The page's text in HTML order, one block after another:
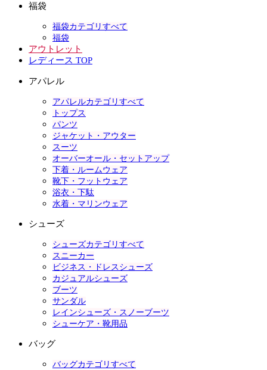
福袋
福袋カテゴリすべて
福袋
アウトレット
レディース TOP
アパレル
アパレルカテゴリすべて
トップス
パンツ
ジャケット・アウター
スーツ
オーバーオール・セットアップ
下着・ルームウェア
靴下・フットウェア
浴衣・下駄
水着・マリンウェア
シューズ
シューズカテゴリすべて
スニーカー
ビジネス・ドレスシューズ
カジュアルシューズ
ブーツ
サンダル
レインシューズ・スノーブーツ
シューケア・靴用品
バッグ
バッグカテゴリすべて